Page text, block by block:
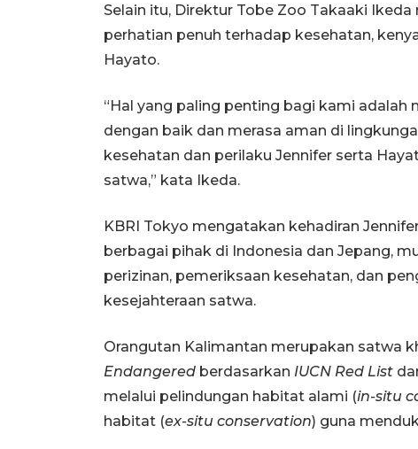
Selain itu, Direktur Tobe Zoo Takaaki
perhatian penuh terhadap kesehatan,
Hayato.
“Hal yang paling penting bagi kami
dengan baik dan merasa aman di
kesehatan dan perilaku Jennifer serta
satwa,” kata Ikeda.
KBRI Tokyo mengatakan kehadiran
berbagai pihak di Indonesia dan Jepang,
perizinan, pemeriksaan kesehatan, dan
kesejahteraan satwa.
Orangutan Kalimantan merupakan satwa
Endangered berdasarkan IUCN Red List
melalui pelindungan habitat alami (in-situ
habitat (ex-situ conservation) guna